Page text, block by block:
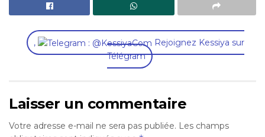
,
Rejoignez Kessiya sur
Télégram
Laisser un commentaire
Votre adresse e-mail ne sera pas publiée. Les champs